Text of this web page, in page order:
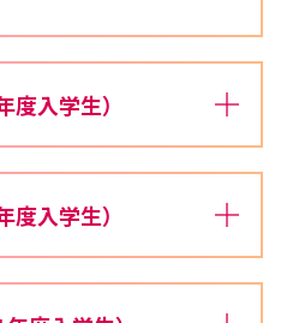
度入学生）
度入学生）